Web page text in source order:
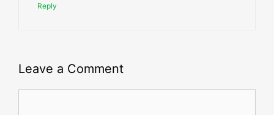
Reply
Leave a Comment